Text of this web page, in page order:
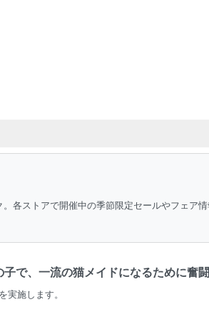
各ストアで開催中の季節限定セールやフェア情
で、一流の猫メイドになるために奮
実施します。